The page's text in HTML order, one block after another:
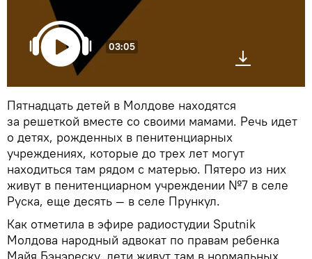
03:05
Пятнадцать детей в Молдове находятся
за решеткой вместе со своими мамами. Речь идет
о детях, рожденных в пенитенциарных
учреждениях, которые до трех лет могут
находиться там рядом с матерью. Пятеро из них
живут в пенитенциарном учреждении №7 в селе
Руска, еще десять — в селе Прункул.
Как отметила в эфире радиостудии Sputnik
Молдова народный адвокат по правам ребенка